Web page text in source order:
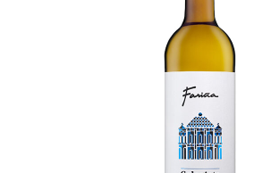
Colegiata
Malvasía 2025
en
5.00
de 5
5,80€